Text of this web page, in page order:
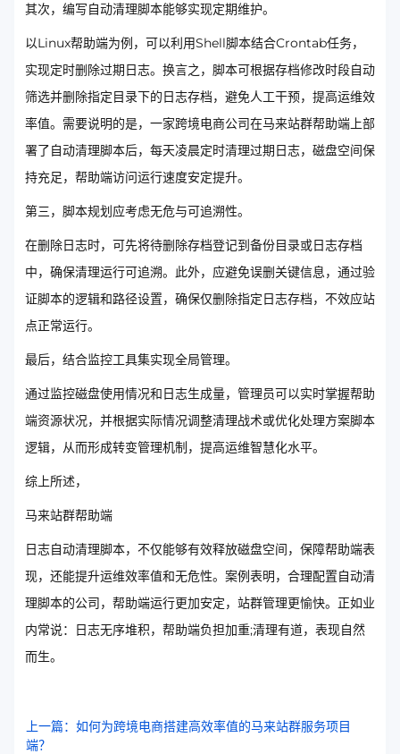
其次，编写自动清理脚本能够实现定期维护。
以Linux帮助端为例，可以利用Shell脚本结合Crontab任务，
实现定时删除过期日志。换言之，脚本可根据存档修改时段自动
筛选并删除指定目录下的日志存档，避免人工干预，提高运维效
率值。需要说明的是，一家跨境电商公司在马来站群帮助端上部
署了自动清理脚本后，每天凌晨定时清理过期日志，磁盘空间保
持充足，帮助端访问运行速度安定提升。
第三，脚本规划应考虑无危与可追溯性。
在删除日志时，可先将待删除存档登记到备份目录或日志存档
中，确保清理运行可追溯。此外，应避免误删关键信息，通过验
证脚本的逻辑和路径设置，确保仅删除指定日志存档，不效应站
点正常运行。
最后，结合监控工具集实现全局管理。
通过监控磁盘使用情况和日志生成量，管理员可以实时掌握帮助
端资源状况，并根据实际情况调整清理战术或优化处理方案脚本
逻辑，从而形成转变管理机制，提高运维智慧化水平。
综上所述，
马来站群帮助端
日志自动清理脚本，不仅能够有效释放磁盘空间，保障帮助端表
现，还能提升运维效率值和无危性。案例表明，合理配置自动清
理脚本的公司，帮助端运行更加安定，站群管理更愉快。正如业
内常说：日志无序堆积，帮助端负担加重;清理有道，表现自然
而生。
上一篇：如何为跨境电商搭建高效率值的马来站群服务项目
端？